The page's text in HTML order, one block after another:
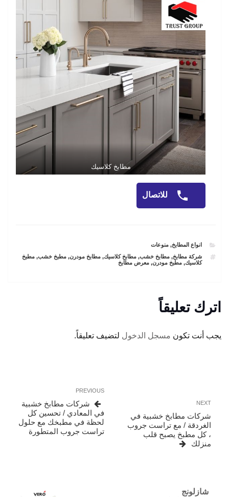
مطابخ كلاسيك
للاتصال
CATEGORIES
انواع المطابخ,منوعات
TAGS
شركة مطابخ,مطابخ خشب,مطابخ كلاسيك,مطابخ مودرن,مطبخ خشب,مطبخ
كلاسيك,مطبخ مودرن,معرض مطابخ
اترك تعليقاً
يجب أنت تكون مسجل الدخول لتضيف تعليقاً.
المقالات
Previous
Post
PREVIOUS
شركات مطابخ خشبية
في المعادي / تحسين كل
لحظة في مطبخك مع حلول
تراست جروب المتطورة
Next
Post
NEXT
شركات مطابخ خشبية في
الغردقة / مع تراست جروب
، كل مطبخ يصبح قلب
منزلك
شازلونج